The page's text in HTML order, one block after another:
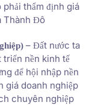
thẩm định giá
Thành Đô
– Đất nước ta
triển nền kinh tế
để hội nhập nền
giá doanh nghiệp
chuyên nghiệp